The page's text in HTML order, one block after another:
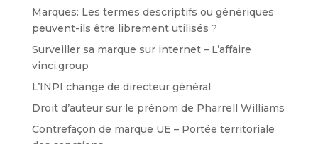
Marques: Les termes descriptifs ou génériques
peuvent-ils être librement utilisés ?
Surveiller sa marque sur internet – L’affaire
vinci.group
L’INPI change de directeur général
Droit d’auteur sur le prénom de Pharrell Williams
Contrefaçon de marque UE – Portée territoriale